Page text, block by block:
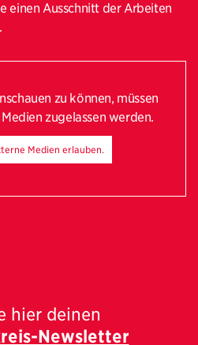
einen Ausschnitt der Arbeiten
zu können, müssen
zugelassen werden.
Medien erlauben.
hier deinen
Newsletter